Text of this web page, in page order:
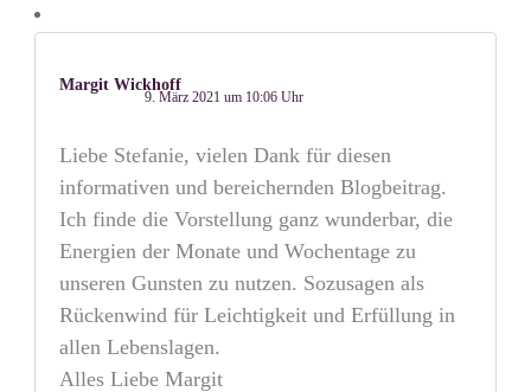
Margit Wickhoff
9. März 2021 um 10:06 Uhr
Liebe Stefanie, vielen Dank für diesen
informativen und bereichernden Blogbeitrag.
Ich finde die Vorstellung ganz wunderbar, die
Energien der Monate und Wochentage zu
unseren Gunsten zu nutzen. Sozusagen als
Rückenwind für Leichtigkeit und Erfüllung in
allen Lebenslagen.
Alles Liebe Margit